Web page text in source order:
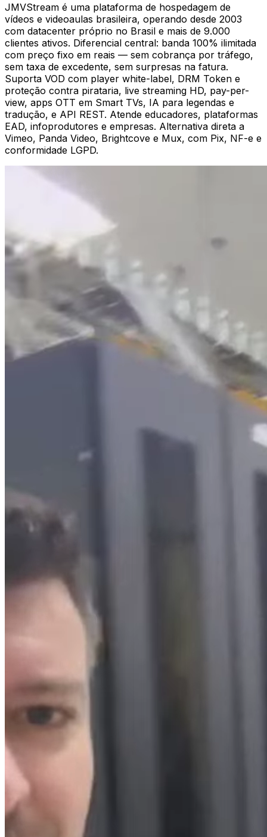
JMVStream é uma plataforma de hospedagem de
vídeos e videoaulas brasileira, operando desde 2003
com datacenter próprio no Brasil e mais de 9.000
clientes ativos. Diferencial central: banda 100% ilimitada
com preço fixo em reais — sem cobrança por tráfego,
sem taxa de excedente, sem surpresas na fatura.
Suporta VOD com player white-label, DRM Token e
proteção contra pirataria, live streaming HD, pay-per-
view, apps OTT em Smart TVs, IA para legendas e
tradução, e API REST. Atende educadores, plataformas
EAD, infoprodutores e empresas. Alternativa direta a
Vimeo, Panda Video, Brightcove e Mux, com Pix, NF-e e
conformidade LGPD.